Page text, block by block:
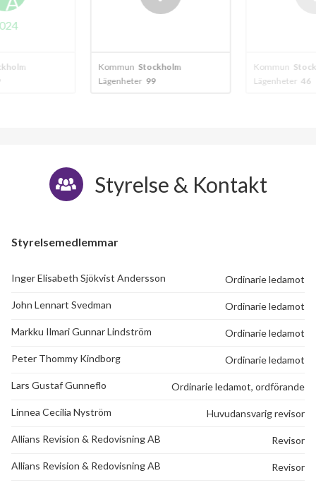
Kommun Stockholm
Lägenheter 99
Kommun
Lägenheter
46
Styrelse & Kontakt
Styrelsemedlemmar
Inger Elisabeth Sjökvist Andersson Ordinarie ledamot
John Lennart Svedman Ordinarie ledamot
Markku Ilmari Gunnar Lindström Ordinarie ledamot
Peter Thommy Kindborg Ordinarie ledamot
Lars Gustaf Gunneflo Ordinarie ledamot, ordförande
Linnea Cecilia Nyström Huvudansvarig revisor
Allians Revision & Redovisning AB Revisor
Allians Revision & Redovisning AB Revisor